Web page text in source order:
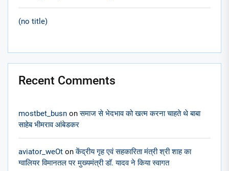
(no title)
Recent Comments
mostbet_busn onसमाज से भेदभाव को खत्म करना चाहते थे बाबा
साहेब भीमराव आंबेडकर
aviator_weOt onकेंद्रीय गृह एवं सहकारिता मंत्री श्री शाह का
ग्वालियर विमानतल पर मुख्यमंत्री डॉ. यादव ने किया स्वागत